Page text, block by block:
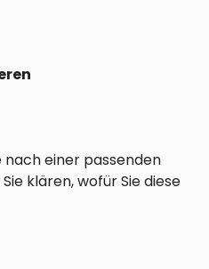
nach einer passenden
klären, wofür Sie diese